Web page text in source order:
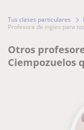
Tus clases particulares
profesora de ingles para
Otros
Ciempozuelos